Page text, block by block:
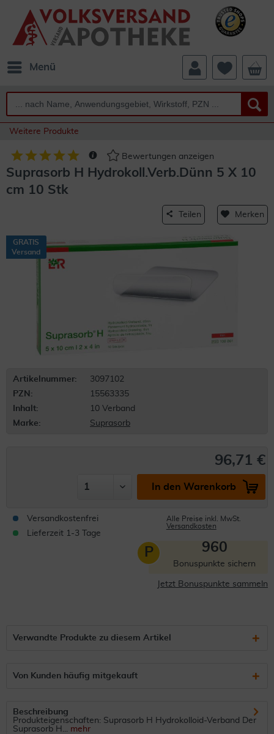
Menü
Weitere Produkte
Bewertungen anzeigen
Suprasorb H Hydrokoll.Verb.Dünn 5 X 10
cm 10 Stk
Teilen Merken
GRATIS
Versand
Artikelnummer:
3097102
PZN:
15563335
Inhalt:
10 Verband
Marke:
Suprasorb
96,71 €
In den Warenkorb
Versandkostenfrei
Lieferzeit 1-3 Tage
Alle Preise inkl. MwSt.
Versandkosten
P 960
Bonuspunkte sichern
Jetzt Bonuspunkte sammeln
Verwandte Produkte zu diesem Artikel
Von Kunden häufig mitgekauft
Beschreibung
Produkteigenschaften: Suprasorb H Hydrokolloid-Verband Der
Suprasorb H... mehr